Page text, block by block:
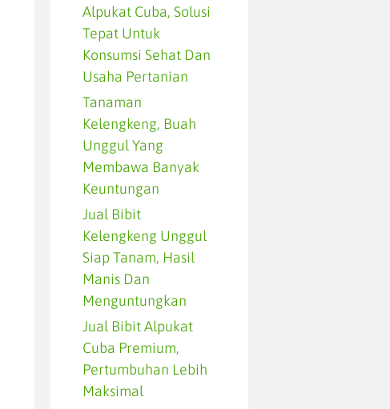
Alpukat Cuba, Solusi
Tepat Untuk
Konsumsi Sehat Dan
Usaha Pertanian
Tanaman
Kelengkeng, Buah
Unggul Yang
Membawa Banyak
Keuntungan
Jual Bibit
Kelengkeng Unggul
Siap Tanam, Hasil
Manis Dan
Menguntungkan
Jual Bibit Alpukat
Cuba Premium,
Pertumbuhan Lebih
Maksimal